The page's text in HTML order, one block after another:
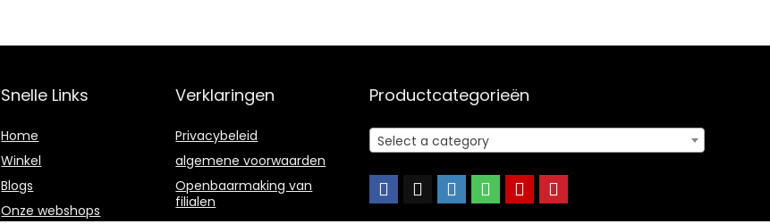
Snelle Links
Home
Winkel
Blogs
Onze webshops
Verklaringen
Privacybeleid
algemene voorwaarden
Openbaarmaking van
filialen
Productcategorieën
Select a category